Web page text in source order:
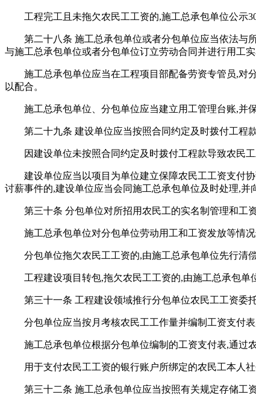
工程完工且未拖欠农民工工资的,施工总承包单位公示
第二十八条 施工总承包单位或者分包单位应当依法与
与施工总承包单位或者分包单位订立劳动合同并进行用工
施工总承包单位应当在工程项目部配备劳资专管员,对
以配合。
施工总承包单位、分包单位应当建立用工管理台账,并
第二十九条 建设单位应当按照合同约定及时拨付工程
因建设单位未按照合同约定及时拨付工程款导致农民
建设单位应当以项目为单位建立保障农民工工资支付
讨薪事件的,建设单位应当会同施工总承包单位及时处理,
第三十条 分包单位对所招用农民工的实名制管理和工
施工总承包单位对分包单位劳动用工和工资发放等情况
分包单位拖欠农民工工资的,由施工总承包单位先行清
工程建设项目转包,拖欠农民工工资的,由施工总承包单
第三十一条 工程建设领域推行分包单位农民工工资委
分包单位应当按月考核农民工工作量并编制工资支付
施工总承包单位根据分包单位编制的工资支付表,通过
用于支付农民工工资的银行账户所绑定的农民工本人
第三十二条 施工总承包单位应当按照有关规定存储工